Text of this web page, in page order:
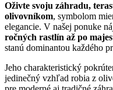
Oživte svoju záhradu,
olivovníkom, symbolom
elegancie. V našej ponuke
ročných rastlín až po
stanú dominantou každého
Jeho charakteristický
jedinečný vzhľad robia z